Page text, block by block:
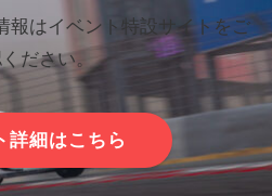
報はイベント特設サイトをご
ださい。
詳細はこちら